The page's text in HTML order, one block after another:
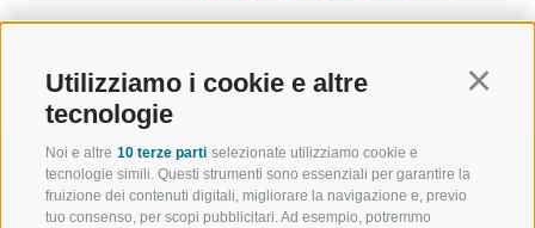
Utilizziamo i cookie e altre
tecnologie
Noi e altre 10 terze parti selezionate utilizziamo cookie e
tecnologie simili. Questi strumenti sono essenziali per garantire la
fruizione dei contenuti digitali, migliorare la navigazione e, previo
tuo consenso, per scopi pubblicitari. Ad esempio, potremmo